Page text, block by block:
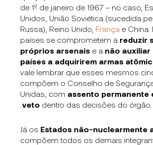
de 1º de janeiro de 1967 – no caso,
Unidos, União Soviética (sucedida
Russa), Reino Unido, França e China.
países se comprometem a reduzir
próprios arsenais e a não auxiliar
países a adquirirem armas
vale lembrar que esses mesmos
compõem o Conselho de
Unidas, com assento permanente
veto dentro das decisões do órgão.
Já os Estados não-nuclearmente
compõem todos os demais